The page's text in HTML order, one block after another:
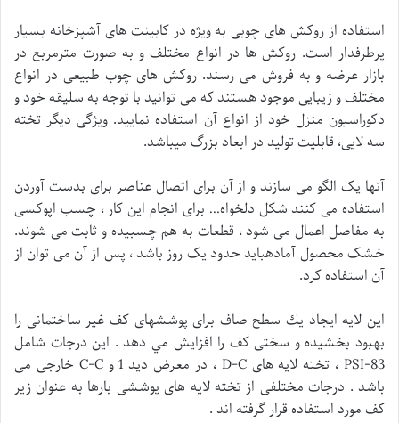
استفاده از روکش های چوبی به ویژه در کابینت های آشپزخانه بسیار
پرطرفدار است. روکش ها در انواع مختلف و به صورت مترمربع در
بازار عرضه و به فروش می رسند. روکش های چوب طبیعی در انواع
مختلف و زیبایی موجود هستند که می توانید با توجه به سلیقه خود و
دکوراسیون منزل خود از انواع آن استفاده نمایید. ویژگی دیگر تخته
سه لایی، قابلیت تولید در ابعاد بزرگ میباشد.
آنها یک الگو می سازند و از آن برای اتصال عناصر برای بدست آوردن
استفاده می کنند شکل دلخواه… برای انجام این کار ، چسب اپوکسی
به مفاصل اعمال می شود ، قطعات به هم چسبیده و ثابت می شوند.
خشک محصول آمادهباید حدود یک روز باشد ، پس از آن می توان از
آن استفاده کرد.
اين لايه ايجاد يك سطح صاف برای پوششهای كف غير ساختمانی را
بهبود بخشيده و سختی كف را افزايش مي دهد . اين درجات شامل
PSI-83 ، تخته لايه های D-C ، در معرض ديد 1 و C-C خارجی می
باشد . درجات مختلفی از تخته لايه های پوششی بارها به عنوان زير
كف مورد استفاده قرار گرفته اند .